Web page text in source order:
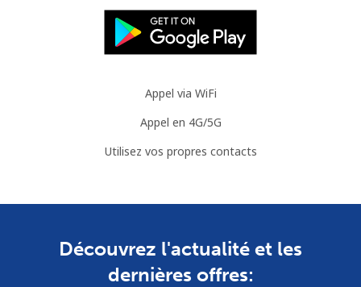
Appel via WiFi
Appel en 4G/5G
Utilisez vos propres contacts
Découvrez l'actualité et les
dernières offres: